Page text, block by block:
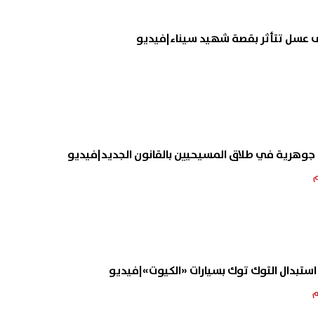
عسل تتأثر بقصة شهيد سيناء|فيديو
في طلاق المسيحيين بالقانون الجديد|فيديو
استبدال التوك توك بسيارات «الكيوت»|فيديو